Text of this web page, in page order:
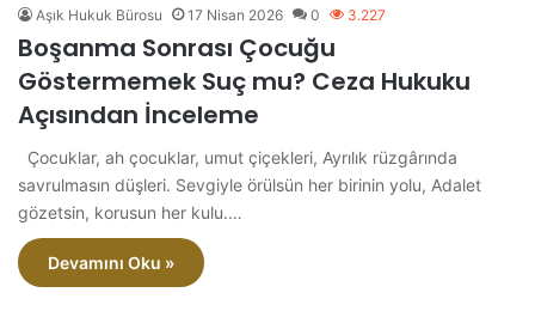
Aşık Hukuk Bürosu 17 Nisan 2026 0 3.227
Boşanma Sonrası Çocuğu
Göstermemek Suç mu? Ceza Hukuku
Açısından İnceleme
Çocuklar, ah çocuklar, umut çiçekleri, Ayrılık rüzgârında
savrulmasın düşleri. Sevgiyle örülsün her birinin yolu, Adalet
gözetsin, korusun her kulu.…
Devamını Oku »